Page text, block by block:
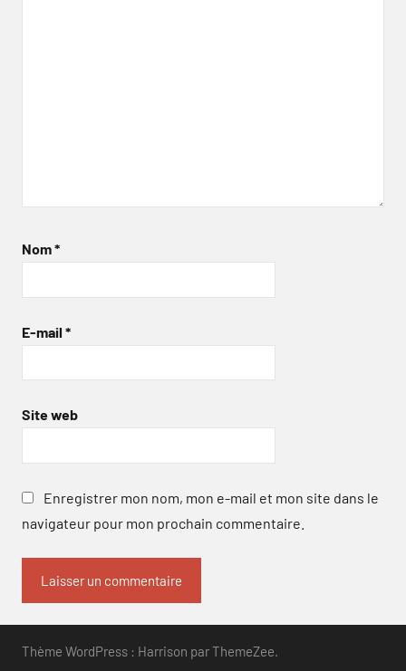
Nom*
E-mail *
Site web
Enregistrer mon nom, mon e-mail et mon site dans le
navigateur pour mon prochain commentaire.
Thème WordPress : Harrison par ThemeZee.